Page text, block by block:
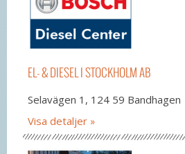
EL- & DIESEL I STOCKHOLM AB
Selavägen 1, 124 59 Bandhagen
Visa detaljer